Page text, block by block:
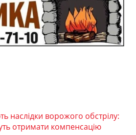
наслідки ворожого обстрілу:
отримати компенсацію